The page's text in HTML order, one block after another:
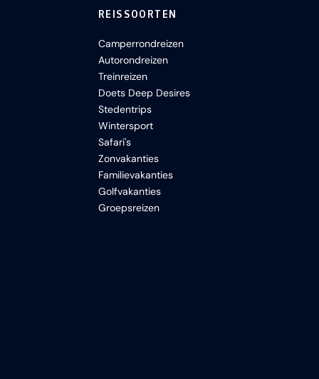
REISSOORTEN
Camperrondreizen
Autorondreizen
Treinreizen
Doets Deep Desires
Stedentrips
Wintersport
Safari's
Zonvakanties
Familievakanties
Golfvakanties
Groepsreizen